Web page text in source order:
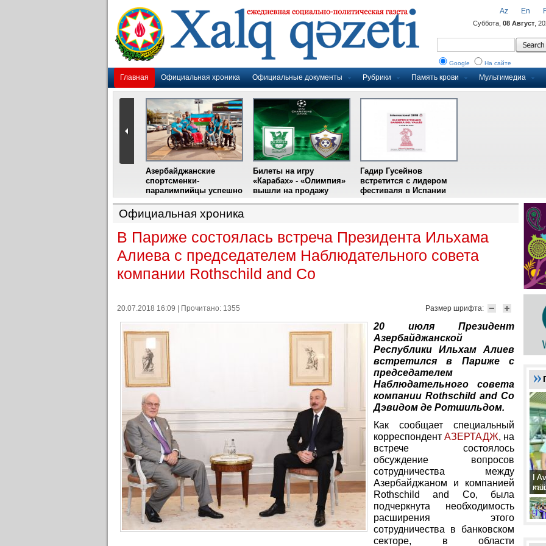
Главная Официальная хроника Официальные документы Рубрики Память крови Мультимедиа
Az En
Суббота, 08 Август ,
Google На сайте
Азербайджанские
спортсменки-
паралимпийцы успешно
выступили на III
Международном
фестивале парашютного
Билеты на игру
«Карабах» - «Олимпия»
вышли на продажу
Гадир Гусейнов
встретится с лидером
фестиваля в Испании
Официальная хроника
В Париже состоялась встреча Президента Ильхама
Алиева с председателем Наблюдательного совета
компании Rothschild and Co
Размер шрифта:
20.07.2018 16:09 | Прочитано: 1355
20 июля Президент
Азербайджанской
Республики Ильхам Алиев
встретился в Париже с
председателем
Наблюдательного совета
компании Rothschild and Co
Дэвидом де Ротшильдом.
Как сообщает специальный
корреспондент АЗЕРТАДЖ, на
встрече состоялось
обсуждение вопросов
сотрудничества между
Азербайджаном и компанией
Rothschild and Co, была
подчеркнута необходимость
расширения этого
сотрудничества в банковском
секторе, в области
II